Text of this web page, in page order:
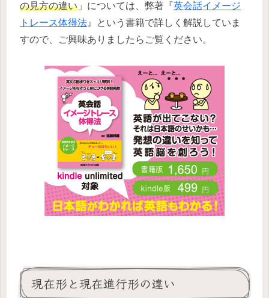
の見方の違い 」については、弊著『英会話イメージ
トレース体得法 』という書籍で詳しく解説していま
すので、ご興味ありましたらご覧ください。
現在形と現在進行形の違い